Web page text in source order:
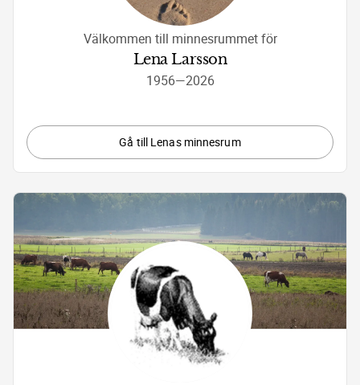
Välkommen till minnesrummet för
Lena Larsson
1956—2026
Gå till Lenas minnesrum